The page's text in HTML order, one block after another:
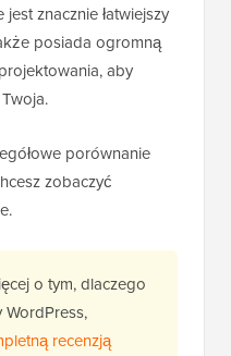
znacznie łatwiejszy
posiada ogromną
aby
porównanie
zobaczyć
o tym, dlaczego
recenzją